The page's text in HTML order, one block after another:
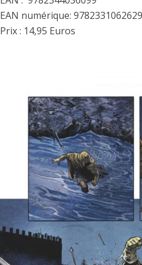
EAN numérique: 9782331062629
Prix : 14,95 Euros